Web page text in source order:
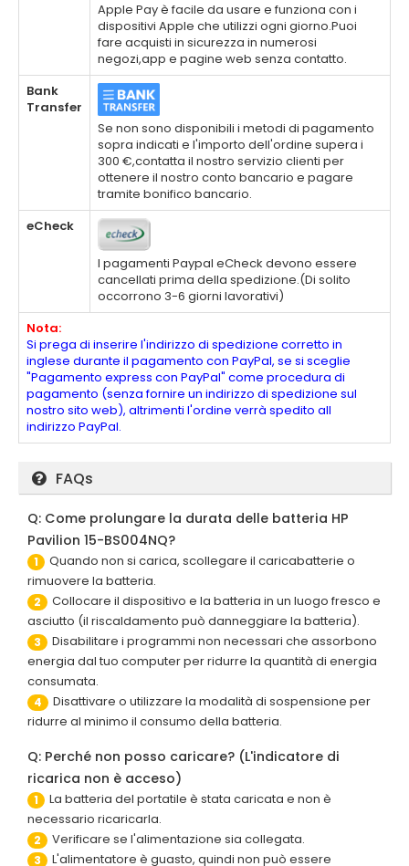
Apple Pay è facile da usare e funziona con i
dispositivi Apple che utilizzi ogni giorno.Puoi
fare acquisti in sicurezza in numerosi
negozi,app e pagine web senza contatto.
Bank
Transfer
Se non sono disponibili i metodi di pagamento
sopra indicati e l'importo dell'ordine supera i
300 €,contatta il nostro servizio clienti per
ottenere il nostro conto bancario e pagare
tramite bonifico bancario.
eCheck
I pagamenti Paypal eCheck devono essere
cancellati prima della spedizione.(Di solito
occorrono 3-6 giorni lavorativi)
Nota:
Si prega di inserire l'indirizzo di spedizione corretto in
inglese durante il pagamento con PayPal, se si sceglie
"Pagamento express con PayPal" come procedura di
pagamento (senza fornire un indirizzo di spedizione sul
nostro sito web), altrimenti l'ordine verrà spedito all
indirizzo PayPal.
FAQs
Q: Come prolungare la durata delle batteria HP
Pavilion 15-BS004NQ?
1
Quando non si carica, scollegare il caricabatterie o
rimuovere la batteria.
2
Collocare il dispositivo e la batteria in un luogo fresco e
asciutto (il riscaldamento può danneggiare la batteria).
3
Disabilitare i programmi non necessari che assorbono
energia dal tuo computer per ridurre la quantità di energia
consumata.
4
Disattivare o utilizzare la modalità di sospensione per
ridurre al minimo il consumo della batteria.
Q: Perché non posso caricare? (L'indicatore di
ricarica non è acceso)
1
La batteria del portatile è stata caricata e non è
necessario ricaricarla.
2 Verificare se l'alimentazione sia collegata.
3 L'alimentatore è guasto, quindi non può essere